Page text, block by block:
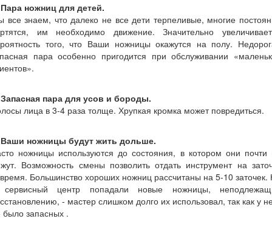
ножниц для детей.
все знаем, что далеко не все дети терпеливые, многие
им необходимо движение. Значительно
того, что Ваши ножницы окажутся на полу.
пара особенно пригодится при обслуживании
пара для усов и бороды.
лица в 3-4 раза толще. Хрупкая кромка может повредиться.
ножницы будут жить дольше.
ножницы используются до состояния, в котором они почти
Возможность смены позволить отдать инструмент на
Большинство хороших ножниц рассчитаны на 5-10 заточек.
центр попадали новые ножницы,
- мастер слишком долго их использовал, так как у
было запасных .